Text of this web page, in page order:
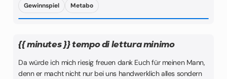
Gewinnspiel Metabo
{{ minutes }} tempo di lettura minimo
Da würde ich mich riesig freuen dank Euch für meinen Mann,
denn er macht nicht nur bei uns handwerklich alles sondern